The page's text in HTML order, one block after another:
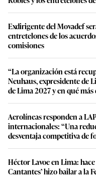
Exdirigente del Movadef
entretelones de los
comisiones
“La organización está
Neuhaus, expresidente de
de Lima 2027 y en qué
Aerolíneas responden a
internacionales: “Una
desventaja competitiva de
Héctor Lavoe en Lima:
Cantantes’ hizo bailar a la